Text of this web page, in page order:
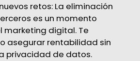
retos: La eliminación
es un momento
marketing digital. Te
asegurar rentabilidad sin
privacidad de datos.